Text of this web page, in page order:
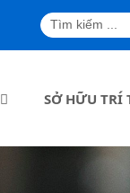
SỞ HỮU TRÍ